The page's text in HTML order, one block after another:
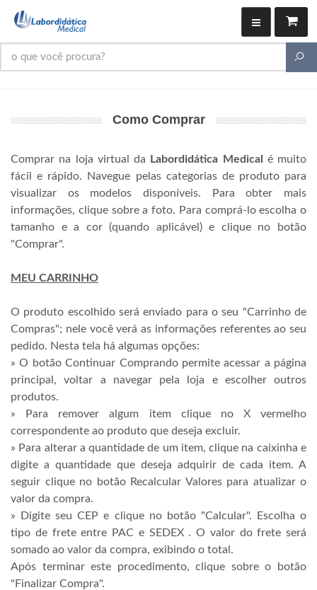
Como Comprar
Comprar na loja virtual da Labordidática Medical
é muito
fácil e rápido. Navegue pelas categorias de produto para
visualizar os modelos disponíveis. Para obter mais
informações, clique sobre a foto. Para comprá-lo escolha o
tamanho e a cor (quando aplicável) e clique no botão
"Comprar".
MEU CARRINHO
O produto escolhido será enviado para o seu "Carrinho de
Compras"; nele você verá as informações referentes ao seu
pedido. Nesta tela há algumas opções:
» O botão Continuar Comprando permite acessar a página
principal, voltar a navegar pela loja e escolher outros
produtos.
» Para remover algum item clique no X vermelho
correspondente ao produto que deseja excluir.
» Para alterar a quantidade de um item, clique na caixinha e
digite a quantidade que deseja adquirir de cada item. A
seguir clique no botão Recalcular Valores para atualizar o
valor da compra.
» Digite seu CEP e clique no botão "Calcular". Escolha o
tipo de frete entre PAC e SEDEX . O valor do frete será
somado ao valor da compra, exibindo o total.
Após terminar este procedimento, clique sobre o botão
"Finalizar Compra".